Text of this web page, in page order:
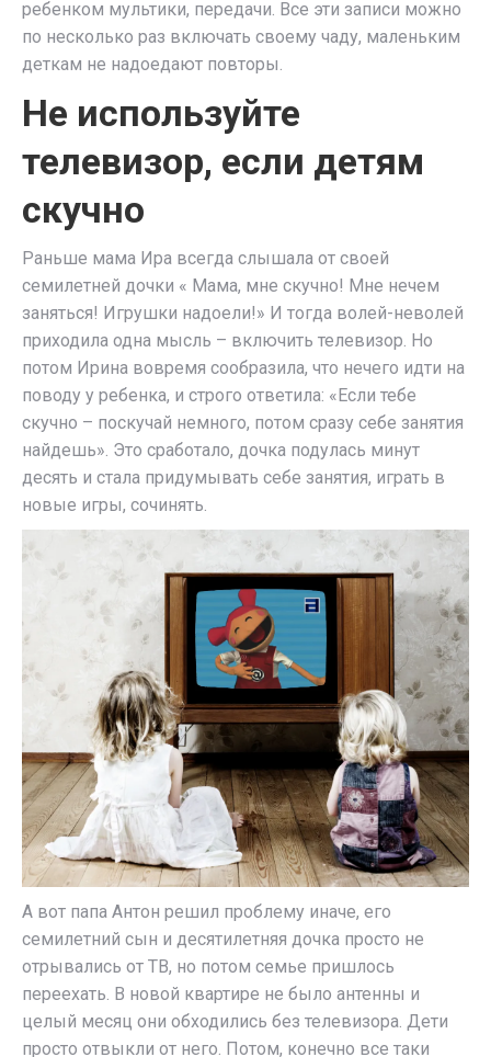
ребенком мультики, передачи. Все эти записи можно
по несколько раз включать своему чаду, маленьким
деткам не надоедают повторы.
Не используйте
телевизор, если детям
скучно
Раньше мама Ира всегда слышала от своей
семилетней дочки « Мама, мне скучно! Мне нечем
заняться! Игрушки надоели!» И тогда волей-неволей
приходила одна мысль – включить телевизор. Но
потом Ирина вовремя сообразила, что нечего идти на
поводу у ребенка, и строго ответила: «Если тебе
скучно – поскучай немного, потом сразу себе занятия
найдешь». Это сработало, дочка подулась минут
десять и стала придумывать себе занятия, играть в
новые игры, сочинять.
А вот папа Антон решил проблему иначе, его
семилетний сын и десятилетняя дочка просто не
отрывались от ТВ, но потом семье пришлось
переехать. В новой квартире не было антенны и
целый месяц они обходились без телевизора. Дети
просто отвыкли от него. Потом, конечно все таки